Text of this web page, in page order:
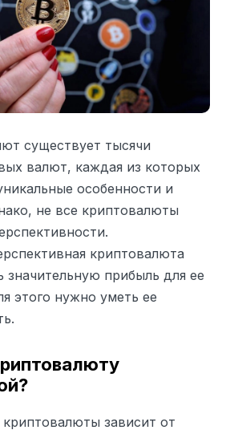
существует тысячи
валют, каждая из которых
особенности и
не все криптовалюты
криптовалюта
значительную прибыль для ее
этого нужно уметь ее
зависит от